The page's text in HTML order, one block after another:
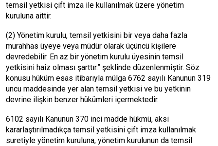
temsil yetkisi çift imza ile kullanılmak üzere yönetim
kuruluna aittir.
(2) Yönetim kurulu, temsil yetkisini bir veya daha fazla
murahhas üyeye veya müdür olarak üçüncü kişilere
devredebilir. En az bir yönetim kurulu üyesinin temsil
yetkisini haiz olması şarttır.” şeklinde düzenlenmiştir. Söz
konusu hüküm esas itibarıyla mülga 6762 sayılı Kanunun 319
uncu maddesinde yer alan temsil yetkisi ve bu yetkinin
devrine ilişkin benzer hükümleri içermektedir.
6102 sayılı Kanunun 370 inci madde hükmü, aksi
kararlaştırılmadıkça temsil yetkisini çift imza kullanılmak
suretiyle yönetim kuruluna, yönetim kurulunun da temsil